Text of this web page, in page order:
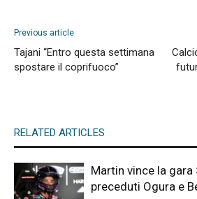
Previous article
Tajani “Entro questa settimana
spostare il coprifuoco”
RELATED ARTICLES
Martin vince la gara
preceduti Ogura e